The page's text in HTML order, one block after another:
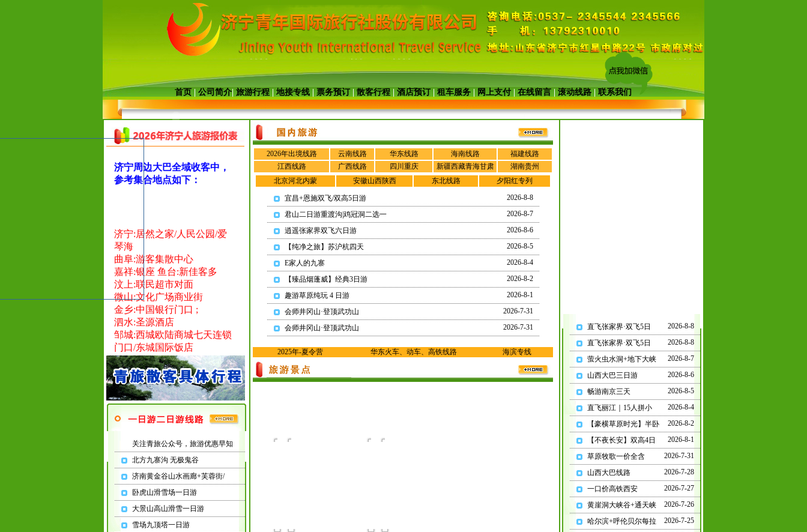
首页| 公司简介| 旅游行程 地接专线| 票务预订| 散客行程 酒店预订| 租车服务| 网上支付| 在线留言| 滚动线路| 联系我们
法资质的旅行社，并签订统
一电子旅游合同
微信1:992345533
微信2:15705475533微信
电话：
2345566/2345544/2345599/2345533/2345511
参考集合地点如下：
琴海
曲阜:游客集散中心
嘉祥:银座鱼台:新佳客多
汶上:联民超市对面
微山:文化广场商业街
金乡:中国银行门口 ;
泗水:圣源酒店
邹城:西城欧陆商城七天连锁
门口/东城国际饭店
兖州:九州广场-九州大道公
交站牌
梁山:三角花园巨野:老汽车
站
口号：外出旅游不用跑，
府前青旅安排好！
关注青旅公众号，旅游优惠早知
北方九寨沟 无极鬼谷
济南黄金谷山水画廊+芙蓉街/
卧虎山滑雪场一日游
大景山高山滑雪一日游
雪场九顶塔一日游
2026年出境线路 云南线路 华东线路 海南线路
福建线路
江西线路
广西线路 四川重庆 新疆西藏青海甘肃
湖南贵州
北京河北内蒙
安徽山西陕西 东北线路 夕阳红专列
宜昌+恩施双飞/双高5日游
2026-8-8
君山二日游重渡沟|鸡冠洞二选一
2026-8-7
逍遥张家界双飞六日游
2026-8-6
【纯净之旅】苏沪杭四天
2026-8-5
E家人的九寨
2026-8-4
【臻品烟蓬威】经典3日游
2026-8-2
趣游草原纯玩 4 日游
2026-8-1
会师井冈山·登顶武功山
2026-7-31
会师井冈山·登顶武功山
2026-7-31
2025年-夏令营 华东火车、动车、高铁线路 海滨专线
济
南
直飞张家界·双飞5日
2026-8-8
直飞张家界·双飞5日
2026-8-8
萤火虫水洞+地下大峡
2026-8-7
山西大巴三日游
2026-8-6
畅游南京三天
2026-8-5
直飞丽江｜15人拼小
2026-8-4
【豪横草原时光】半卧
2026-8-2
【不夜长安】双高4日
2026-8-1
草原牧歌一价全含
2026-7-31
山西大巴线路
2026-7-28
一口价高铁西安
2026-7-27
黄崖洞大峡谷+通天峡
2026-7-26
哈尔滨+呼伦贝尔每拉
2026-7-25